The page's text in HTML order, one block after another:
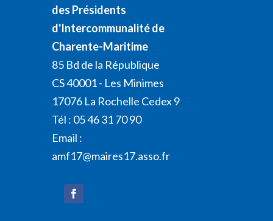
des Présidents
d'Intercommunalité de
Charente-Maritime
85 Bd de la République
CS 40001 - Les Minimes
17076 La Rochelle Cedex 9
Tél : 05 46 31 70 90
Email :
amf17@maires17.asso.fr